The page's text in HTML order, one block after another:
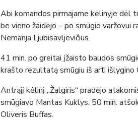
Abi komandos pirmajame kėlinyje dėl
be vieno žaidėjo – po smūgio varžovui
Nemanja Ljubisavljevičius.
41 min. po greitai įžaisto baudos
krašto rezultatą smūgiu iš arti išlygino
Antrąjį kėlinį „Žalgiris“ pradėjo
smūgiavo Mantas Kuklys. 50 min.
Oliveris Buffas.